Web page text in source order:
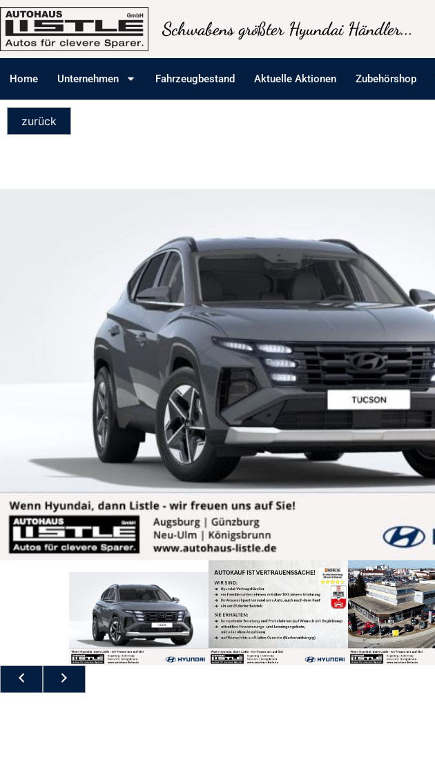
Schwabens größter Hyundai Händler...
Home Unternehmen Fahrzeugbestand Aktuelle Aktionen Zubehörshop
zurück